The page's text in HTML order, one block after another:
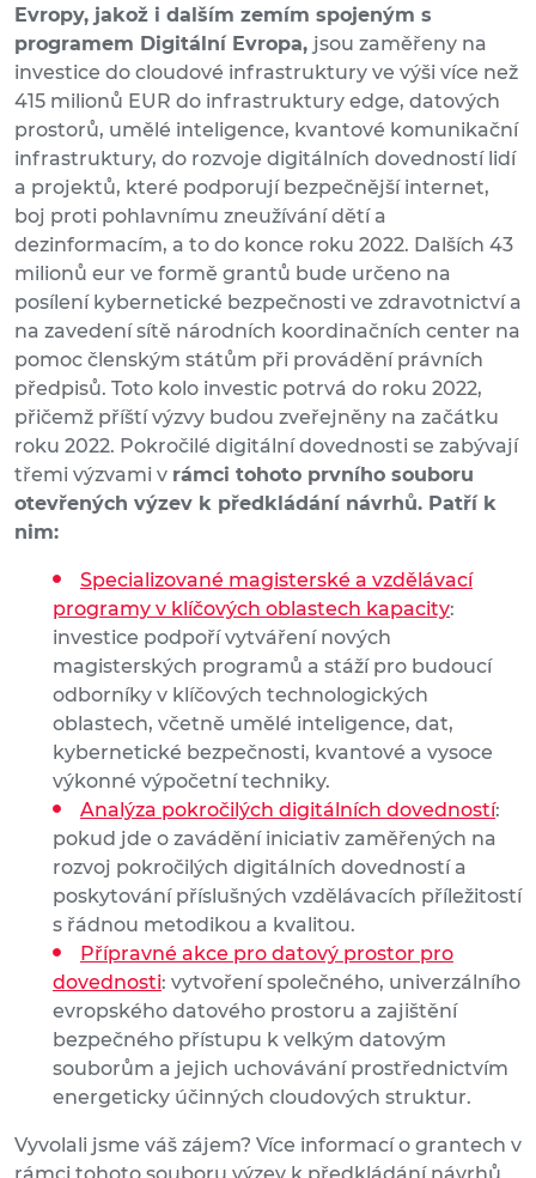
Evropy, jakož i dalším zemím spojeným s
programem Digitální Evropa, jsou zaměřeny na
investice do cloudové infrastruktury ve výši více než
415 milionů EUR do infrastruktury edge, datových
prostorů, umělé inteligence, kvantové komunikační
infrastruktury, do rozvoje digitálních dovedností lidí
a projektů, které podporují bezpečnější internet,
boj proti pohlavnímu zneužívání dětí a
dezinformacím, a to do konce roku 2022. Dalších 43
milionů eur ve formě grantů bude určeno na
posílení kybernetické bezpečnosti ve zdravotnictví a
na zavedení sítě národních koordinačních center na
pomoc členským státům při provádění právních
předpisů. Toto kolo investic potrvá do roku 2022,
přičemž příští výzvy budou zveřejněny na začátku
roku 2022. Pokročilé digitální dovednosti se zabývají
třemi výzvami v rámci tohoto prvního souboru
otevřených výzev k předkládání návrhů. Patří k
nim:
Specializované magisterské a vzdělávací
programy v klíčových oblastech kapacity:
investice podpoří vytváření nových
magisterských programů a stáží pro budoucí
odborníky v klíčových technologických
oblastech, včetně umělé inteligence, dat,
kybernetické bezpečnosti, kvantové a vysoce
výkonné výpočetní techniky.
Analýza pokročilých digitálních dovedností:
pokud jde o zavádění iniciativ zaměřených na
rozvoj pokročilých digitálních dovedností a
poskytování příslušných vzdělávacích příležitostí
s řádnou metodikou a kvalitou.
Přípravné akce pro datový prostor pro
dovednosti: vytvoření společného, univerzálního
evropského datového prostoru a zajištění
bezpečného přístupu k velkým datovým
souborům a jejich uchovávání prostřednictvím
energeticky účinných cloudových struktur.
Vyvolali jsme váš zájem? Více informací o grantech v